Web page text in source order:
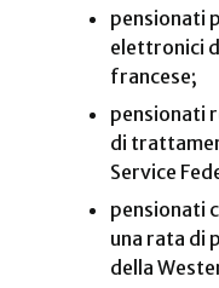
pensionati
elettronici
francese;
pensionati
di
Service
pensionati
una rata di
della